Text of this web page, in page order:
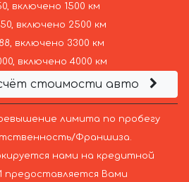
включено 1500 км
включено 2500 км
включено 3300 км
включено 4000 км
стоимости авто
лимита по пробегу
Франшиза.
нами на кредитной
предоставляется Вами